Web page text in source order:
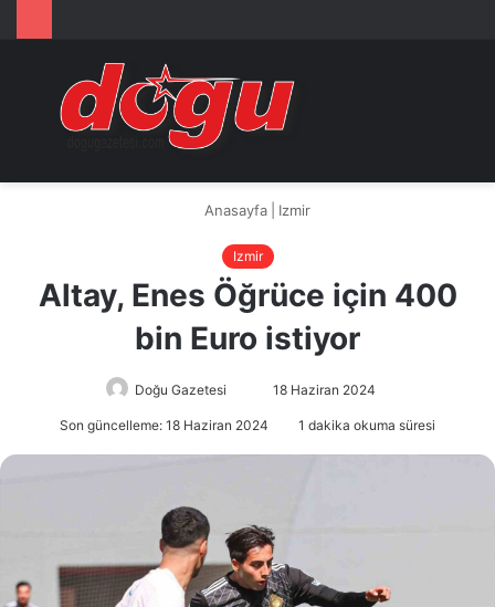
Arama
...
Anasayfa Izmir
Izmir
Altay, Enes Öğrüce için 400
bin Euro istiyor
Doğu Gazetesi
e-
18 Haziran 2024
Son güncelleme: 18 Haziran 2024 1 dakika okuma süresi